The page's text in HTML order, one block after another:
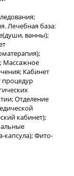
Лечебная база:
ванны);
Массажное
Кабинет
Отделение
кабинет);
капсула); Фито-